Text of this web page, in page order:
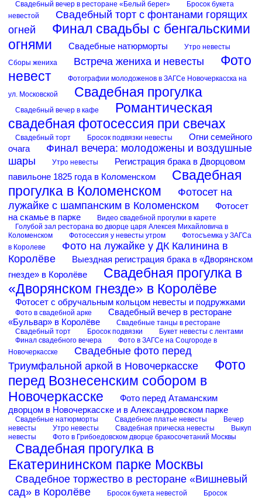
Свадебный вечер в ресторане «Белый берег»
Бросок букета
невестой
Свадебный торт с фонтанами горящих
огней
Финал свадьбы с бенгальскими
огнями
Свадебные натюрморты Утро невесты
Сборы жениха Встреча жениха и невесты
Фото
невест
Фотографии молодоженов в ЗАГСе Новочеркасска на
ул. Московской Свадебная прогулка
Свадебный вечер в кафе
Романтическая
свадебная фотосессия при свечах
Свадебный торт Бросок подвязки невесты
Огни семейного
очага
Финал вечера: молодожены и воздушные
шары
Утро невесты
Регистрация брака в Дворцовом
павильоне 1825 года в Коломенском
Свадебная
прогулка в Коломенском
Фотосет на
лужайке с шампанским в Коломенском
Фотосет
на скамье в парке
Видео свадебной прогулки в карете
Голубой зал ресторана во дворце царя Алексея Михайловича в
Коломенском
Фотосессия у невесты утром
Фотосъемка у ЗАГСа
в Королеве
Фото на лужайке у ДК Калинина в
Королёве
Выездная регистрация брака в «Дворянском
гнезде» в Королёве
Свадебная прогулка в
«Дворянском гнезде» в Королёве
Фотосет с обручальным кольцом невесты и подружками
Фото в свадебной арке
Свадебный вечер в ресторане
«Бульвар» в Королёве
Свадебные танцы в ресторане
Свадебный торт
Бросок подвязки
Букет невесты с лентами
Финал свадебного вечера
Фото в ЗАГСе на Соцгороде в
Новочеркасске
Свадебные фото перед
Триумфальной аркой в Новочеркасске
Фото
перед Вознесенским собором в
Новочеркасске
Фото перед Атаманским
дворцом в Новочеркасске и в Александровском парке
Свадебные натюрморты Свадебное платье невесты
Вечер
невесты
Утро невесты Свадебная прическа невесты
Выкуп
невесты
Фото в Грибоедовском дворце бракосочетаний Москвы
Свадебная прогулка в
Екатерининском парке Москвы
Свадебное торжество в ресторане «Вишневый
сад» в Королёве
Бросок букета невестой
Бросок